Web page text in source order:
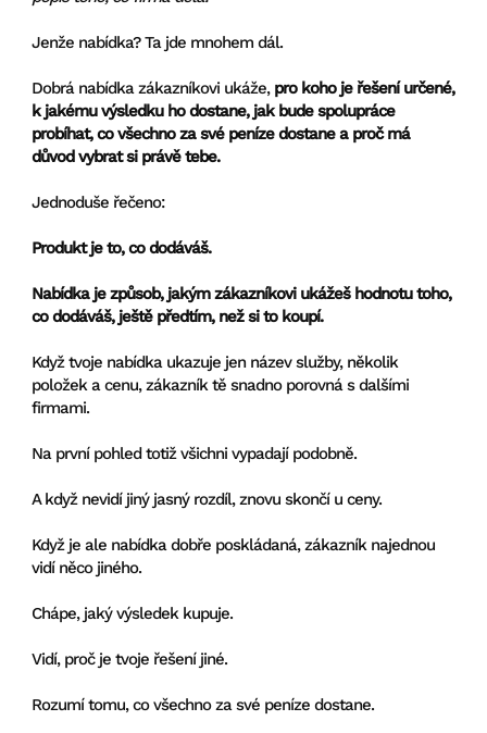
Jenže nabídka? Ta jde mnohem dál.
Dobrá nabídka zákazníkovi ukáže, pro koho je řešení určené,
k jakému výsledku ho dostane, jak bude spolupráce
probíhat, co všechno za své peníze dostane a proč má
důvod vybrat si právě tebe.
Jednoduše řečeno:
Produkt je to, co dodáváš.
Nabídka je způsob, jakým zákazníkovi ukážeš hodnotu toho,
co dodáváš, ještě předtím, než si to koupí.
Když tvoje nabídka ukazuje jen název služby, několik
položek a cenu, zákazník tě snadno porovná s dalšími
firmami.
Na první pohled totiž všichni vypadají podobně.
A když nevidí jiný jasný rozdíl, znovu skončí u ceny.
Když je ale nabídka dobře poskládaná, zákazník najednou
vidí něco jiného.
Chápe, jaký výsledek kupuje.
Vidí, proč je tvoje řešení jiné.
Rozumí tomu, co všechno za své peníze dostane.